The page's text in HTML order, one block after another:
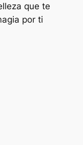
que te
por ti